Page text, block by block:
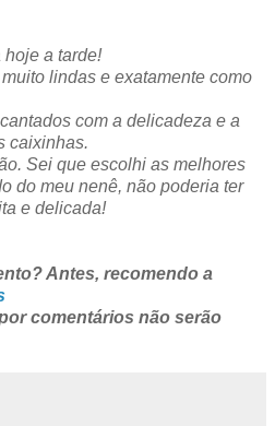
a tarde!
lindas e exatamente como
com a delicadeza e a
caixinhas.
Sei que escolhi as melhores
do meu nenê, não poderia ter
e delicada!
Antes, recomendo a
comentários não serão